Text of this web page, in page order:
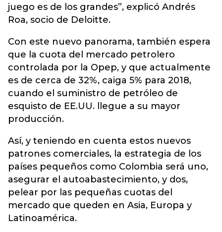
juego es de los grandes”, explicó Andrés
Roa, socio de Deloitte.
Con este nuevo panorama, también espera
que la cuota del mercado petrolero
controlada por la Opep, y que actualmente
es de cerca de 32%, caiga 5% para 2018,
cuando el suministro de petróleo de
esquisto de EE.UU. llegue a su mayor
producción.
Así, y teniendo en cuenta estos nuevos
patrones comerciales, la estrategia de los
países pequeños como Colombia será uno,
asegurar el autoabastecimiento, y dos,
pelear por las pequeñas cuotas del
mercado que queden en Asia, Europa y
Latinoamérica.